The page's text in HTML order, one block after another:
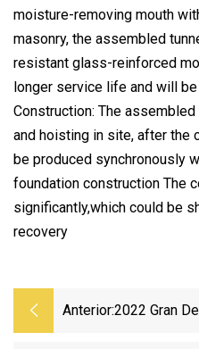
moisture-removing mouth
masonry, the assembled
resistant glass-reinforced
longer service life and will
Construction: The
and hoisting in site, after the
be produced synchronously
foundation construction The
significantly,which could be
recovery
Anterior:2022 Gran